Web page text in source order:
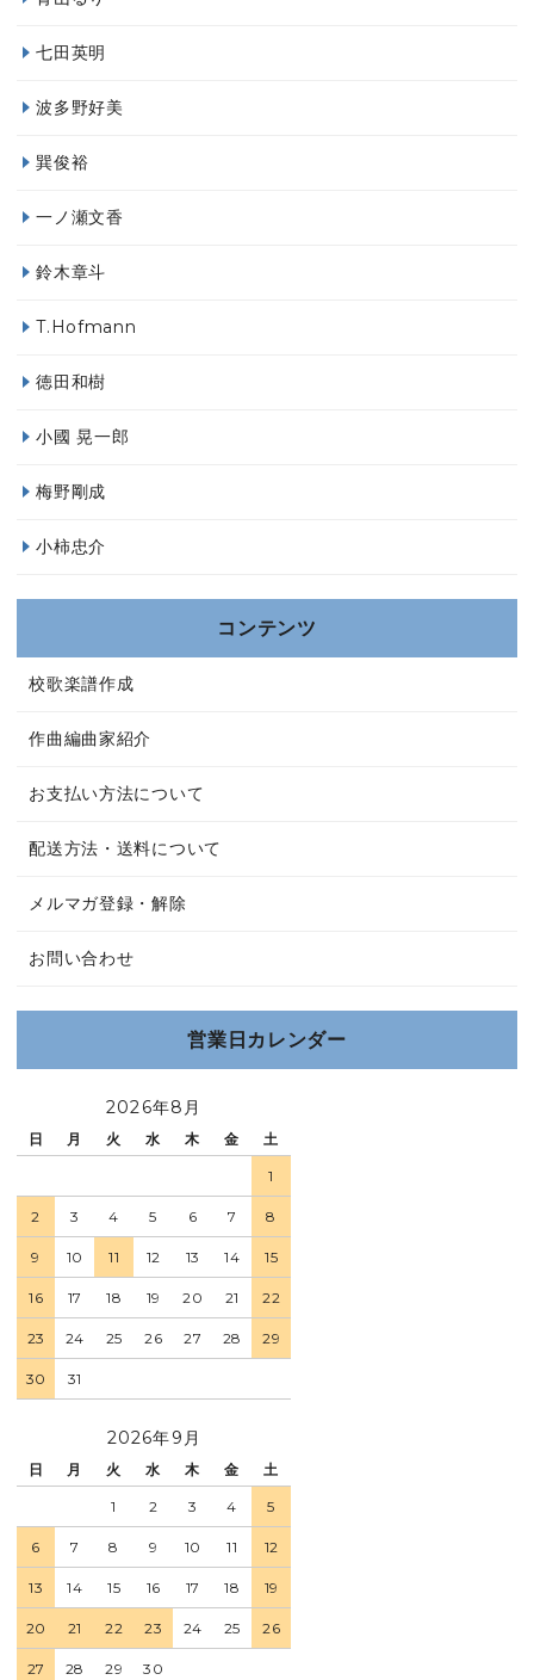
七田英明
波多野好美
巽俊裕
一ノ瀬文香
鈴木章斗
T.Hofmann
徳田和樹
小國 晃一郎
梅野剛成
小柿忠介
コンテンツ
校歌楽譜作成
作曲編曲家紹介
お支払い方法について
配送方法・送料について
メルマガ登録・解除
お問い合わせ
営業日カレンダー
2026年8月
日 月 火 水 木 金 土
1
2 3 4 5 6 7 8
9 10 11 12 13 14 15
16 17 18 19 20 21 22
23 24 25 26 27 28 29
30 31
2026年9月
日 月 火 水 木 金 土
1 2 3 4 5
6 7 8 9 10 11 12
13 14 15 16 17 18 19
20 21 22 23 24 25 26
27 28 29 30